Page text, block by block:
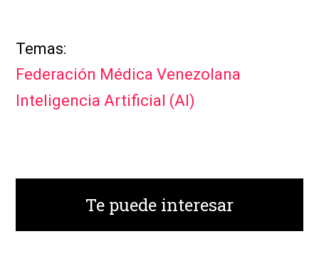
Federación Médica Venezolana
Inteligencia Artificial (AI)
Te puede interesar